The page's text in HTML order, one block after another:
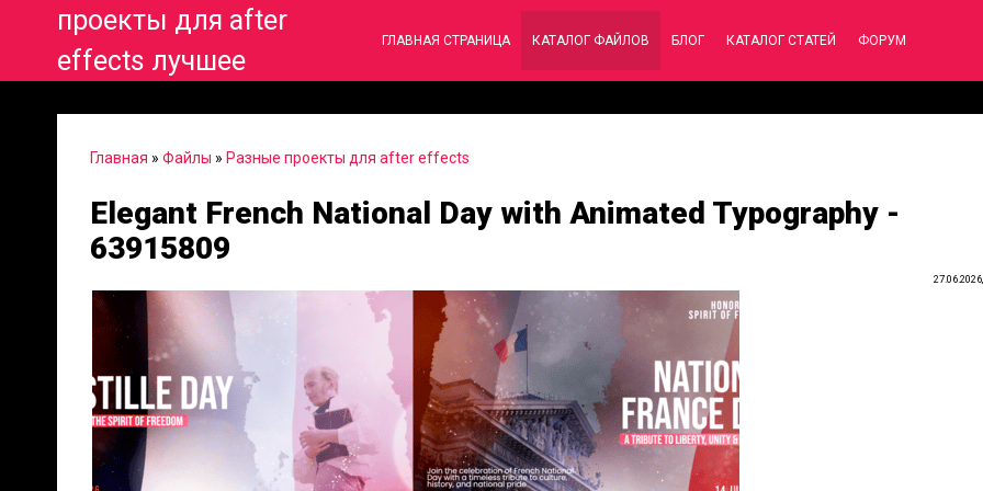
проекты для after
effects лучшее
ГЛАВНАЯ СТРАНИЦА КАТАЛОГ ФАЙЛОВ БЛОГ КАТАЛОГ СТАТЕЙ ФОРУМ
Главная » Файлы » Разные проекты для after effects
Elegant French National Day with Animated Typography -
63915809